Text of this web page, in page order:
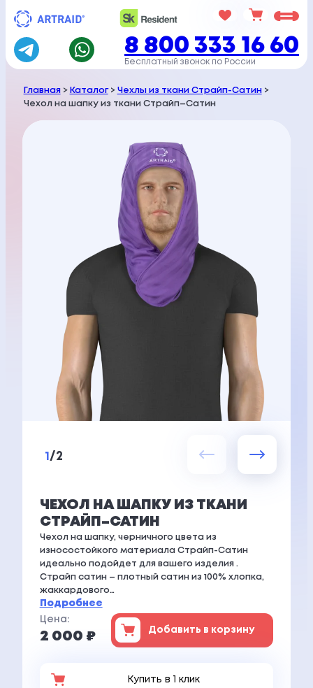
Перейти
содержимому
8 800 333 16 60
Бесплатный звонок по России
Главная> Каталог> Чехлы из ткани Страйп-Сатин>
Чехол на шапку из ткани Страйп–Сатин
1/ 2
ЧЕХОЛ НА ШАПКУ ИЗ ТКАНИ
СТРАЙП–САТИН
Чехол на шапку, черничного цвета из
износостойкого материала Страйп-Сатин
идеально подойдет для вашего изделия .
Страйп сатин – плотный сатин из 100% хлопка,
жаккардового…
Подробнее
Цена:
2 000 ₽ Добавить в корзину
Купить в 1 клик